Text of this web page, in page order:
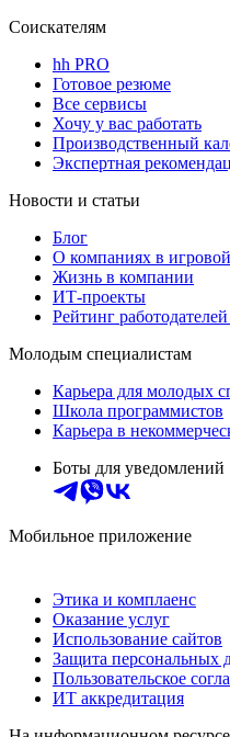
Соискателям
hh PRO
Готовое резюме
Все сервисы
Хочу у вас работать
Производственный
Экспертная
Новости и статьи
Блог
О компаниях в
Жизнь в компании
ИТ-проекты
Рейтинг
Молодым специалистам
Карьера для молодых
Школа программистов
Карьера в
Боты для уведомлений
Мобильное приложение
Этика и комплаенс
Оказание услуг
Использование сайтов
Защита персональных
Пользовательское
ИТ аккредитация